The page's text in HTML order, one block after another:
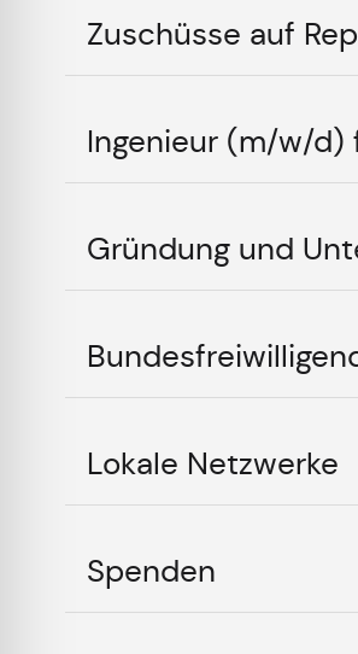
Zuschüsse auf
Ingenieur (m/w/d)
Gründung und
Lokale Netzwerke
Spenden